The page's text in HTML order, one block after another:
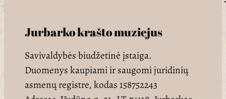
Jurbarko krašto muziejus
Savivaldybės biudžetinė įstaiga.
Duomenys kaupiami ir saugomi juridinių
asmenų registre, kodas 158752243